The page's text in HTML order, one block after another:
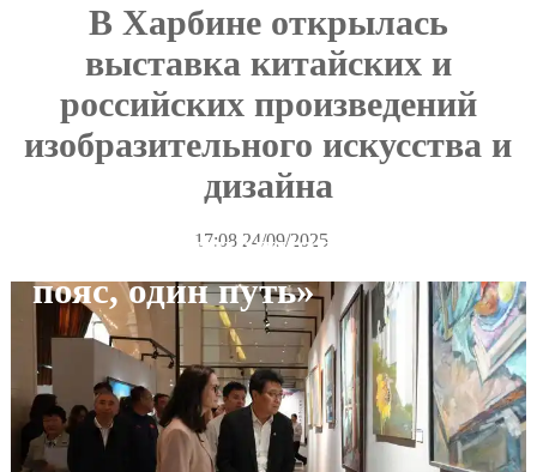
Информационная сеть «Один
пояс, один путь»
В Харбине открылась
выставка китайских и
российских произведений
изобразительного искусства и
дизайна
17:08.24/09/2025